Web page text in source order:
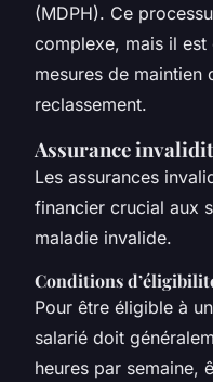
(MDPH). Ce
complexe, mais il
mesures de maintien
reclassement.
Assurance
Les assurances
financier crucial aux
maladie invalide.
Conditions
Pour être éligible à
salarié doit
heures par semaine,